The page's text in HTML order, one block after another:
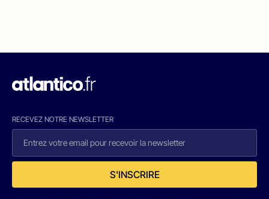
RECEVEZ NOTRE NEWSLETTER
S'INSCRIRE